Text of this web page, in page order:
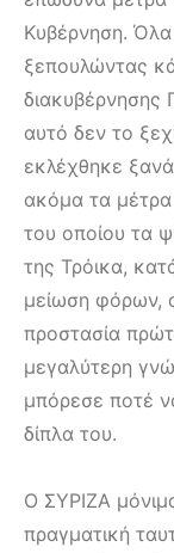
Κυβέρνηση.
ξεπουλώντας
αυτό δεν το
εκλέχθηκε
ακόμα τα μέτρα
του οποίου τα
της Τρόικα,
μείωση φόρων,
προστασία
μεγαλύτερη
μπόρεσε ποτέ
δίπλα του.
Ο ΣΥΡΙΖΑ
πραγματική